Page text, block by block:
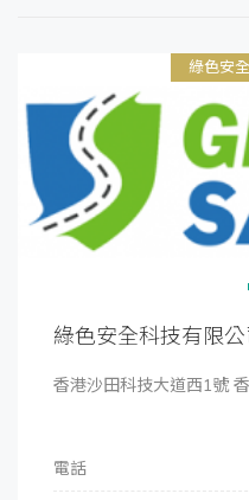
綠色安
綠色安全科技有限
香港沙田科技大道西1號
電話